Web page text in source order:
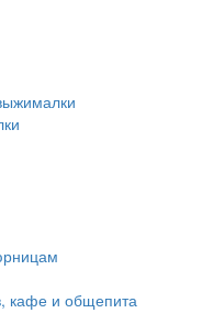
кафе и общепита